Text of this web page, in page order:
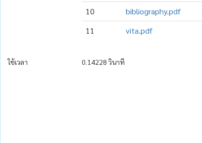
10
bibliography.pdf
11
vita.pdf
ใช้เวลา 0.14228 วินาที